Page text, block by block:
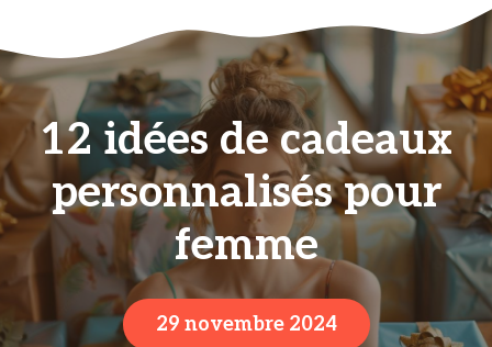
12 idées de cadeaux
personnalisés pour
femme
29 novembre 2024